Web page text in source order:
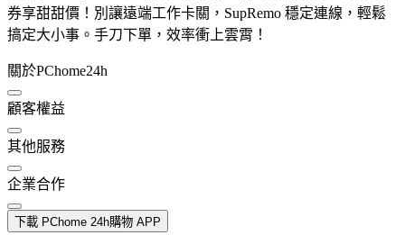
券享甜甜價！別讓遠端工作卡關，SupRemo 穩定連線，輕鬆
搞定大小事。手刀下單，效率衝上雲霄！
關於PChome24h
顧客權益
其他服務
企業合作
下載 PChome 24h購物 APP